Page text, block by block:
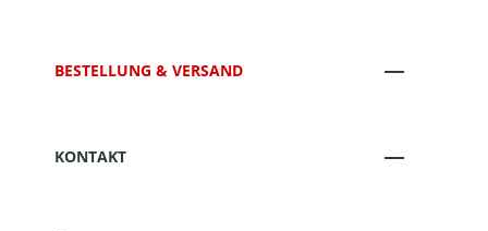
BESTELLUNG & VERSAND
KONTAKT